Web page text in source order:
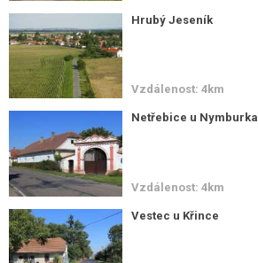
Hrubý Jeseník
Vzdálenost: 4km
Netřebice u Nymburka
Vzdálenost: 4km
Vestec u Křince